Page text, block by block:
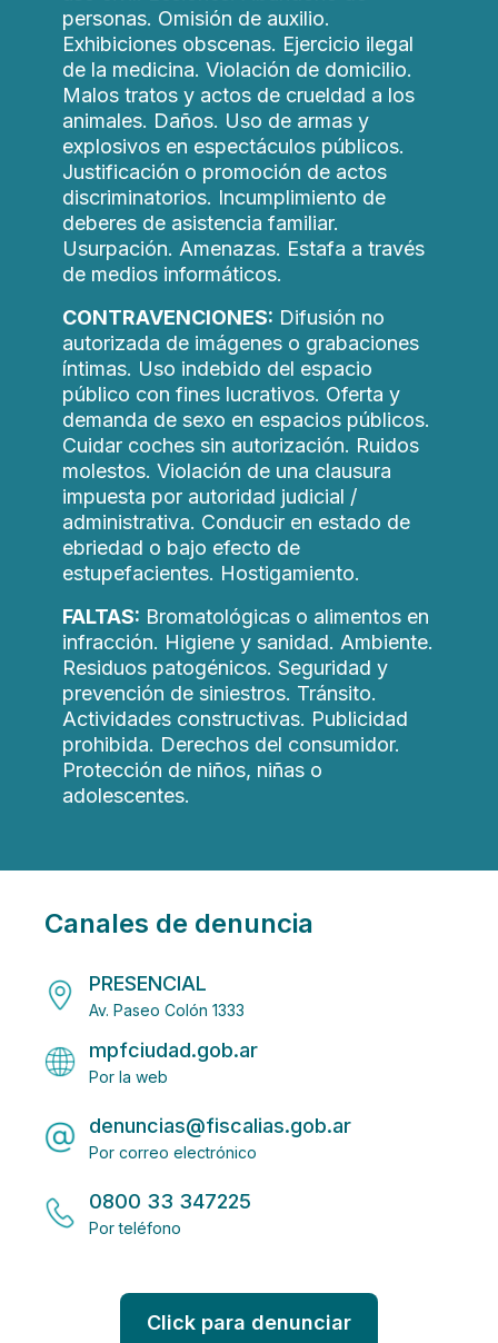
personas. Omisión de auxilio.
Exhibiciones obscenas. Ejercicio ilegal
de la medicina. Violación de domicilio.
Malos tratos y actos de crueldad a los
animales. Daños. Uso de armas y
explosivos en espectáculos públicos.
Justificación o promoción de actos
discriminatorios. Incumplimiento de
deberes de asistencia familiar.
Usurpación. Amenazas. Estafa a través
de medios informáticos.
CONTRAVENCIONES: Difusión no
autorizada de imágenes o grabaciones
íntimas. Uso indebido del espacio
público con fines lucrativos. Oferta y
demanda de sexo en espacios públicos.
Cuidar coches sin autorización. Ruidos
molestos. Violación de una clausura
impuesta por autoridad judicial /
administrativa. Conducir en estado de
ebriedad o bajo efecto de
estupefacientes. Hostigamiento.
FALTAS: Bromatológicas o alimentos en
infracción. Higiene y sanidad. Ambiente.
Residuos patogénicos. Seguridad y
prevención de siniestros. Tránsito.
Actividades constructivas. Publicidad
prohibida. Derechos del consumidor.
Protección de niños, niñas o
adolescentes.
Canales de denuncia
PRESENCIAL
Av. Paseo Colón 1333
mpfciudad.gob.ar
Por la web
denuncias@fiscalias.gob.ar
Por correo electrónico
0800 33 347225
Por teléfono
Click para denunciar